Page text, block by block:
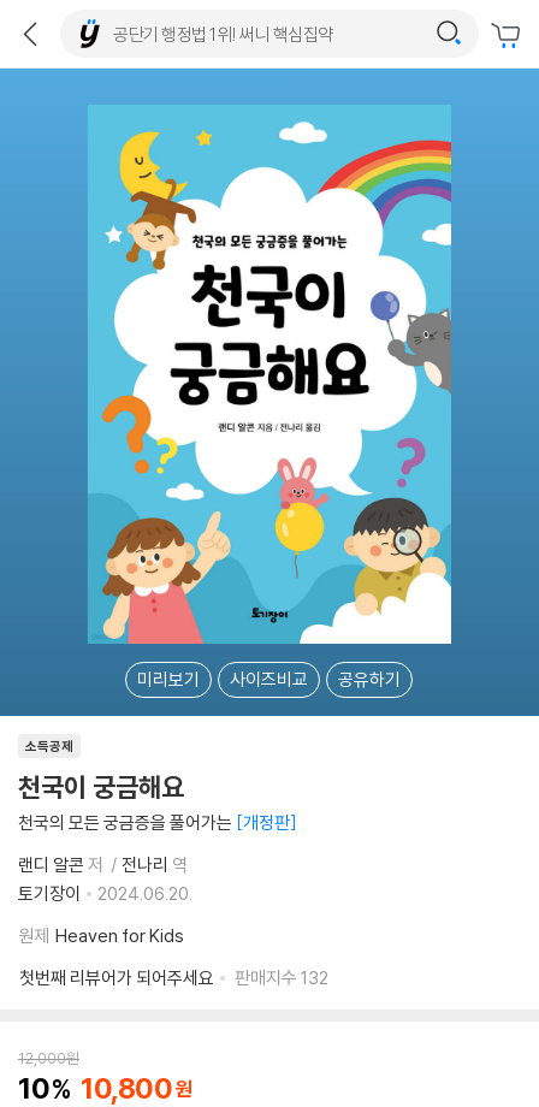
미리보기 사이즈비교 공유하기
소득공제
천국이 궁금해요
천국의 모든 궁금증을 풀어가는 개정판
랜디 알콘 저 전나리 역
토기장이
2024.06.20.
원제 Heaven for Kids
첫번째 리뷰어가 되어주세요
판매지수 132
12,000원
10 10,800